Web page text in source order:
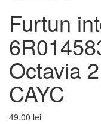
Furtun
Octavia
CAYC
49.00 lei